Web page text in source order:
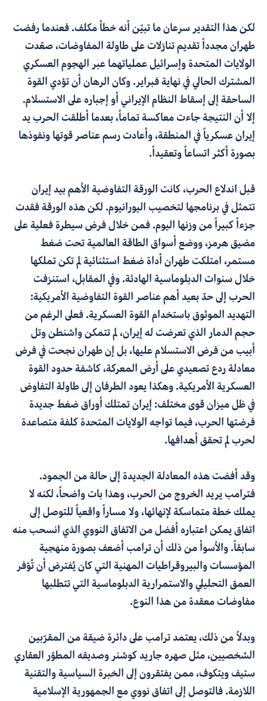
لكن هذا التقدير سرعان ما تبيّن أنه خطأ مكلف. فعندما رفضت
طهران مجدداً تقديم تنازلات على طاولة المفاوضات، صعّدت
الولايات المتحدة وإسرائيل عملياتهما عبر الهجوم العسكري
المشترك الحالي في نهاية فبراير. وكان الرهان أن تؤدي القوة
الساحقة إلى إسقاط النظام الإيراني أو إجباره على الاستسلام.
إلا أن النتيجة جاءت معاكسة تماماً، بعدما أطلقت الحرب يد
إيران عسكرياً في المنطقة، وأعادت رسم عناصر قوتها ونفوذها
بصورة أكثر اتساعاً وتعقيداً.
قبل اندلاع الحرب، كانت الورقة التفاوضية الأهم بيد إيران
تتمثل في برنامجها لتخصيب اليورانيوم. لكن هذه الورقة فقدت
جزءاً كبيراً من وزنها اليوم. فمن خلال فرض سيطرة فعلية على
مضيق هرمز، ووضع أسواق الطاقة العالمية تحت ضغط
مستمر، امتلكت طهران أداة ضغط استثنائية لم تكن تملكها
خلال سنوات الدبلوماسية الهادئة. وفي المقابل، استنزفت
الحرب إلى حدّ بعيد أهم عناصر القوة التفاوضية الأمريكية:
التهديد الموثوق باستخدام القوة العسكرية. فعلى الرغم من
حجم الدمار الذي تعرضت له إيران، لم تتمكن واشنطن وتل
أبيب من فرض الاستسلام عليها، بل إن طهران نجحت في فرض
معادلة ردع تصعيدي على أرض المعركة، كاشفة حدود القوة
العسكرية الأمريكية. وهكذا يعود الطرفان إلى طاولة التفاوض
في ظل ميزان قوى مختلف: إيران تمتلك أوراق ضغط جديدة
فرضتها الحرب، فيما تواجه الولايات المتحدة كلفة متصاعدة
لحرب لم تحقق أهدافها.
وقد أفضت هذه المعادلة الجديدة إلى حالة من الجمود.
فترامب يريد الخروج من الحرب، وهذا بات واضحاً، لكنه لا
يملك خطة متماسكة لإنهائها، ولا مساراً واقعياً للتوصل إلى
اتفاق يمكن اعتباره أفضل من الاتفاق النووي الذي انسحب منه
سابقاً. والأسوأ من ذلك أن ترامب أضعف بصورة منهجية
المؤسسات والبيروقراطيات المهنية التي كان يُفترض أن تُوّفر
العمق التحليلي والاستمرارية الدبلوماسية التي تتطلبها
مفاوضات معقدة من هذا النوع.
وبدلاً من ذلك، يعتمد ترامب على دائرة ضيقة من المقرّبين
الشخصيين، مثل صهره جاريد كوشنر وصديقه المطوّر العقاري
ستيف ويتكوف، ممن يفتقرون إلى الخبرة السياسية والتقنية
اللازمة. فالتوصل إلى اتفاق نووي مع الجمهورية الإسلامية